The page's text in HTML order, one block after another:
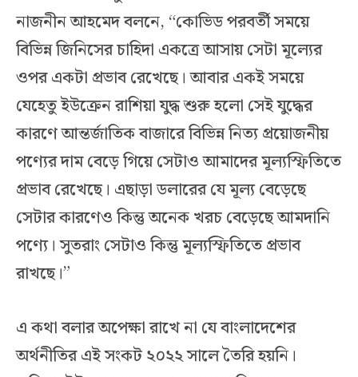
নাজনীন আহমেদ বলনে, “কোভিড পরবর্তী সময়ে
বিভিন্ন জিনিসের চাহিদা একত্রে আসায় সেটা মূল্যের
ওপর একটা প্রভাব রেখেছে। আবার একই সময়ে
যেহেতু ইউক্রেন রাশিয়া যুদ্ধ শুরু হলো সেই যুদ্ধের
কারণে আন্তর্জাতিক বাজারে বিভিন্ন নিত্য প্রয়োজনীয়
পণ্যের দাম বেড়ে গিয়ে সেটাও আমাদের মূল্যস্ফিতিতে
প্রভাব রেখেছে। এছাড়া ডলারের যে মূল্য বেড়েছে
সেটার কারণেও কিন্তু অনেক খরচ বেড়েছে আমদানি
পণ্যে। সুতরাং সেটাও কিন্তু মূল্যস্ফিতিতে প্রভাব
রাখছে।”
এ কথা বলার অপেক্ষা রাখে না যে বাংলাদেশের
অর্থনীতির এই সংকট ২০২২ সালে তৈরি হয়নি।